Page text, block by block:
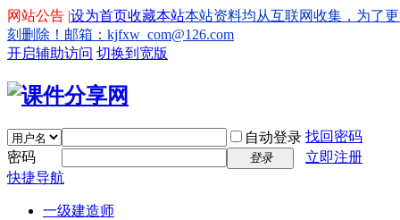
设为首页收藏本站
网站公告 |
本站资料均从互联网收集，为了
刻删除！邮箱：kjfxw_com@126.com
开启辅助访问 切换到宽版
自动登录 找回密码
密码
登录
立即注册
快捷导航
一级建造师